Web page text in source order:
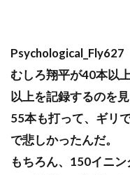
Psychological_Fly627
むしろ翔平が40本以
以上を記録するのを見
55本も打って、ギリ
で悲しかったんだ。
もちろん、150イニ